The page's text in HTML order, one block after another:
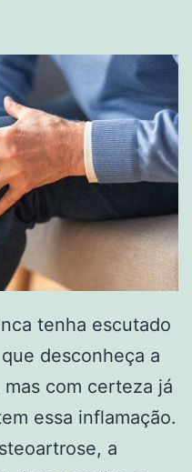
tenha escutado
desconheça a
com certeza já
essa inflamação.
a